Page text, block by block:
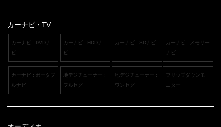
カーナビ・TV
カーナビ : DVDナ
ビ
カーナビ : HDDナ
ビ
カーナビ : SDナビ
カーナビ : メモリー
ナビ
カーナビ : ポータブ
ルナビ
地デジチューナー :
フルセグ
地デジチューナー :
ワンセグ
フリップダウンモ
ニター